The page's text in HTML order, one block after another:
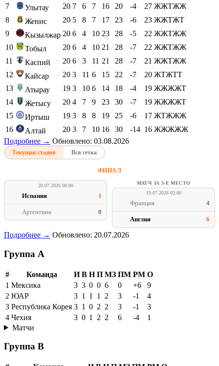
7
Улытау 20 7 6 7 16 20 -4 27 ЖЖТЖЖ
8
Женис 20 5 8 7 17 23 -6 23 ЖЖТЖТ
9
Кызылжар 20 6 4 10 23 28 -5 22 ЖЖТЖЖ
10
Тобыл 20 6 4 10 21 28 -7 22 ЖЖТЖЖ
11
Каспий 20 6 3 11 21 28 -7 21 ЖЖТЖЖ
12
Кайсар 20 3 11 6 15 22 -7 20 ЖТЖТТ
13
Атырау 19 3 10 6 14 18 -4 19 ЖЖЖЖТ
14
Жетысу 20 4 7 9 23 30 -7 19 ЖЖЖЖТ
15
Иртыш 19 3 8 8 19 25 -6 17 ЖТЖЖЖ
16
Алтай 20 3 7 10 16 30 -14 16 ЖЖЖЖЖ
Подробнее → Обновлено: 03.08.2026
Текущая стадия Вся сетка
ФИНАЛ
20.07.2026 00:00
Испания 1
Аргентина 0
МАТЧ ЗА 3-Е МЕСТО
19.07.2026 02:00
Франция 4
Англия 6
Подробнее → Обновлено: 20.07.2026
Группа A
# Команда И В Н П МЗ ПМ РМ О
1 Мексика 3 3 0 0 6 0 +6
9
2 ЮАР 3 1 1 1 2 3 -1
4
3 Республика Корея 3 1 0 2 2 3 -1
3
4 Чехия 3 0 1 2 2 6 -4
1
Матчи
Группа B